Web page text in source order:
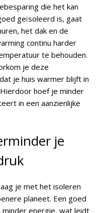
die het kan
geïsoleerd is, gaat
het dak en de
continu harder
te behouden.
je deze
je huis warmer blijft in
hoef je minder
in een aanzienlijke
je
je met het isoleren
planeet. Een goed
energie, wat leidt